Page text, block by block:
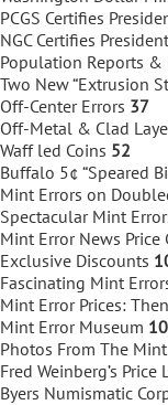
PCGS Certifies
NGC Certifies
Population Reports &
Two New “Extrusion
Off-Center Errors 37
Off-Metal & Clad
Waff led Coins 52
Buffalo 5¢ “Speared
Mint Errors on
Spectacular Mint
Mint Error News
Exclusive Discounts
Fascinating Mint
Mint Error Prices:
Mint Error Museum
Photos From The Mint
Fred Weinberg’s
Byers Numismatic